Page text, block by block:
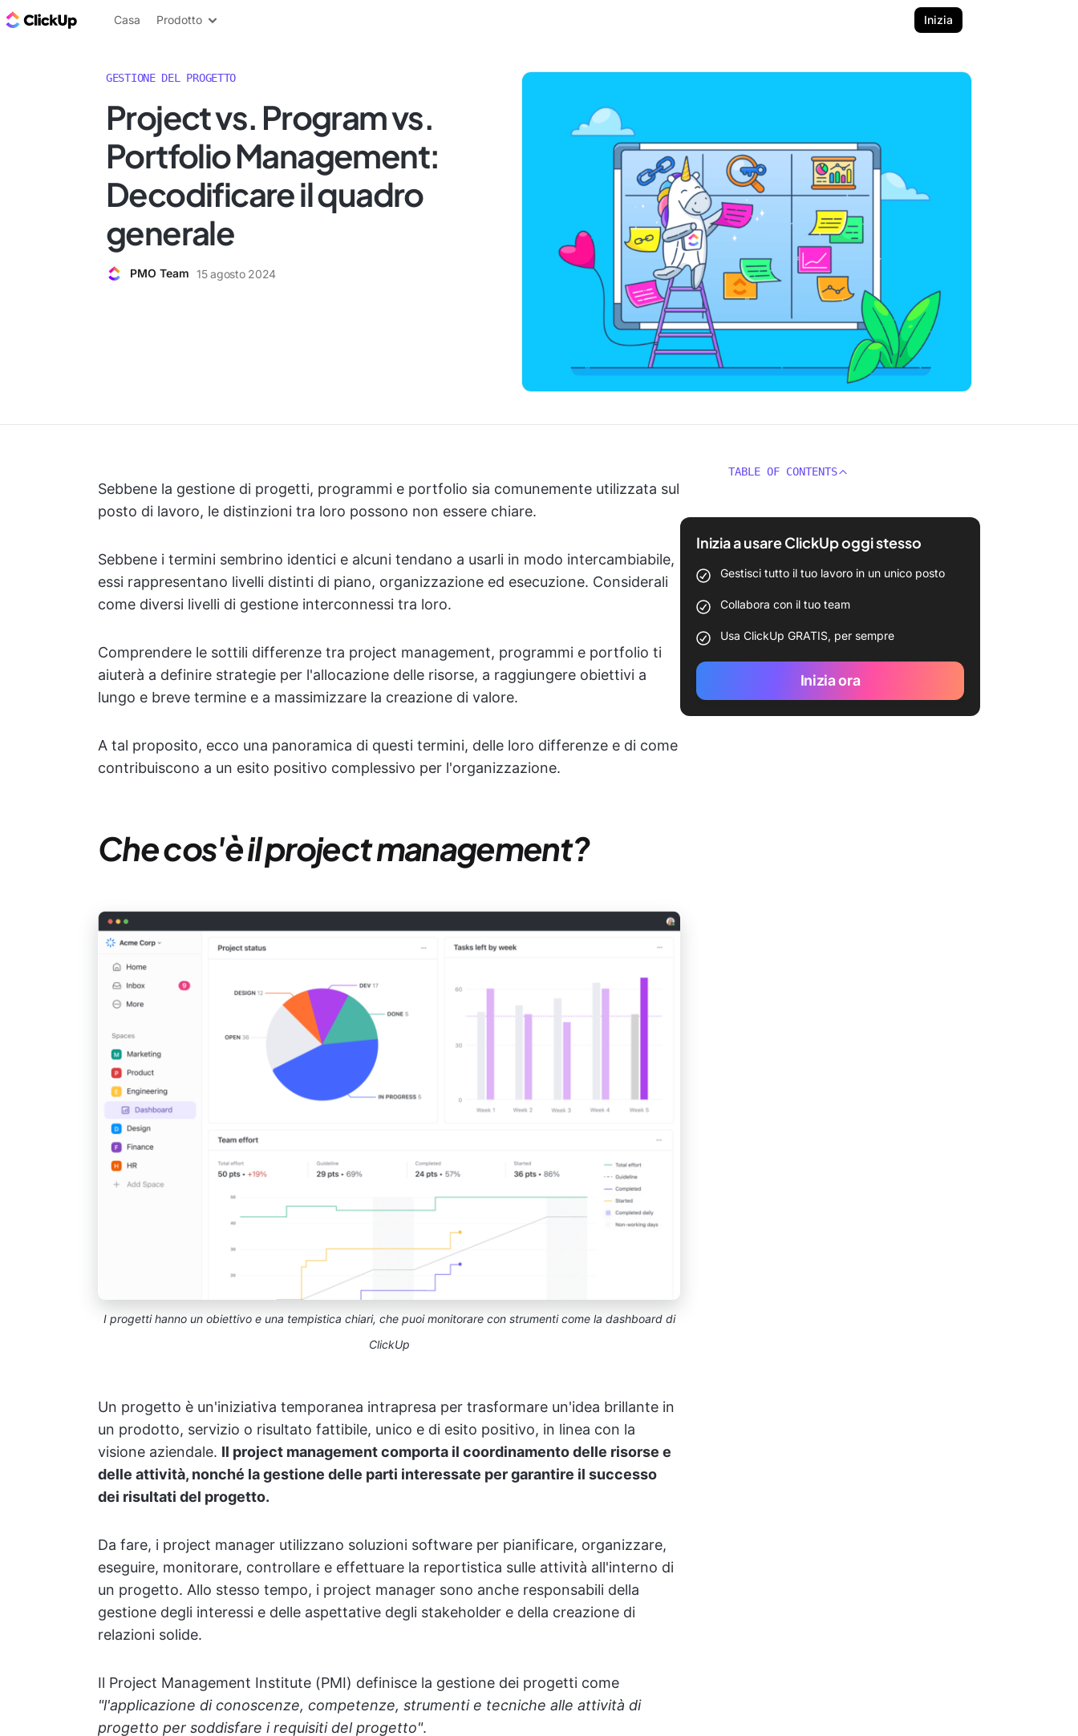
Blog di ClickUp
Casa Prodotto Inizia
GESTIONE DEL PROGETTO
Project vs. Program vs.
Portfolio Management:
Decodificare il quadro
generale
PMO Team 15 agosto 2024
Sebbene la gestione di progetti, programmi e portfolio sia comunemente utilizzata sul
posto di lavoro, le distinzioni tra loro possono non essere chiare.
Sebbene i termini sembrino identici e alcuni tendano a usarli in modo intercambiabile,
essi rappresentano livelli distinti di piano, organizzazione ed esecuzione. Considerali
come diversi livelli di gestione interconnessi tra loro.
Comprendere le sottili differenze tra project management, programmi e portfolio ti
aiuterà a definire strategie per l'allocazione delle risorse, a raggiungere obiettivi a
lungo e breve termine e a massimizzare la creazione di valore.
A tal proposito, ecco una panoramica di questi termini, delle loro differenze e di come
contribuiscono a un esito positivo complessivo per l'organizzazione.
Che cos'è il project management?
I progetti hanno un obiettivo e una tempistica chiari, che puoi monitorare con strumenti come la dashboard di
ClickUp
Un progetto è un'iniziativa temporanea intrapresa per trasformare un'idea brillante in
un prodotto, servizio o risultato fattibile, unico e di esito positivo, in linea con la
visione aziendale. Il project management comporta il coordinamento delle risorse e
delle attività, nonché la gestione delle parti interessate per garantire il successo
dei risultati del progetto.
Da fare, i project manager utilizzano soluzioni software per pianificare, organizzare,
eseguire, monitorare, controllare e effettuare la reportistica sulle attività all'interno di
un progetto. Allo stesso tempo, i project manager sono anche responsabili della
gestione degli interessi e delle aspettative degli stakeholder e della creazione di
relazioni solide.
Il Project Management Institute (PMI) definisce la gestione dei progetti come
"l'applicazione di conoscenze, competenze, strumenti e tecniche alle attività di
progetto per soddisfare i requisiti del progetto".
TABLE OF CONTENTS
Inizia a usare ClickUp oggi stesso
Gestisci tutto il tuo lavoro in un unico posto
Collabora con il tuo team
Usa ClickUp GRATIS, per sempre
Inizia ora